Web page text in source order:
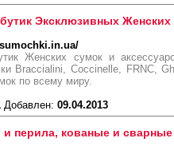
Эксклюзивных Женских
Женских сумок и
Braccialini, Coccinelle, FRNC,
по всему миру.
Добавлен: 09.04.2013
перила, кованые и